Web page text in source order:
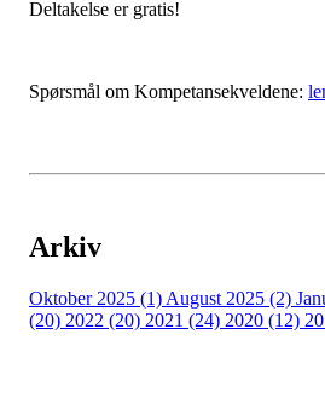
Deltakelse er gratis!
Spørsmål om Kompetansekveldene:
Arkiv
Oktober 2025 (1) August 2025 (2)
(20) 2022 (20) 2021 (24) 2020 (12)